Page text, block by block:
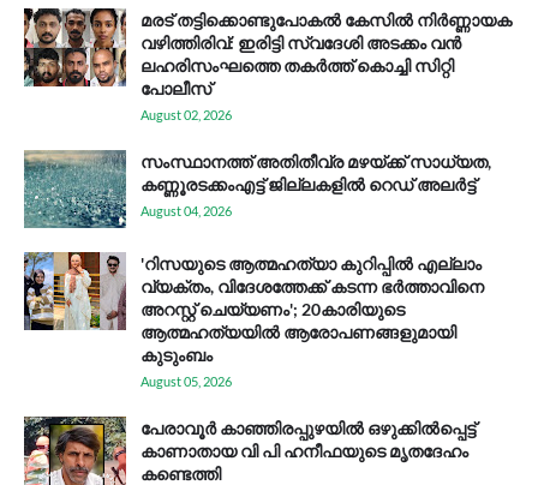
മരട് തട്ടിക്കൊണ്ടുപോകൽ കേസിൽ നിർണ്ണായക
വഴിത്തിരിവ്: ഇരിട്ടി സ്വദേശി അടക്കം വൻ
ലഹരിസംഘത്തെ തകർത്ത് കൊച്ചി സിറ്റി
പോലീസ്
August 02, 2026
സം​സ്ഥാ​ന​ത്ത് അ​തി​തീ​വ്ര മ​ഴ​യ്ക്ക് സാ​ധ്യ​ത,
കണ്ണൂരടക്കംഎ​ട്ട് ജി​ല്ല​ക​ളി​ൽ റെ​ഡ് അ​ലർ​ട്ട്
August 04, 2026
'റിസയുടെ ആത്മഹത്യാ കുറിപ്പിൽ എല്ലാം
വ്യക്തം, വിദേശത്തേക്ക് കടന്ന ഭർത്താവിനെ
അറസ്റ്റ് ചെയ്യണം'; 20കാരിയുടെ
ആത്മഹത്യയിൽ ആരോപണങ്ങളുമായി
കുടുംബം
August 05, 2026
പേരാവൂർ കാഞ്ഞിരപ്പുഴയിൽ ഒഴുക്കിൽപ്പെട്ട്
കാണാതായ വി പി ഹനീഫയുടെ മൃതദേഹം
കണ്ടെത്തി